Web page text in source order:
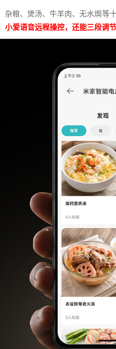
杂粮、煲汤、牛羊肉、无水焗等
小爱语音远程操控，还能三段调